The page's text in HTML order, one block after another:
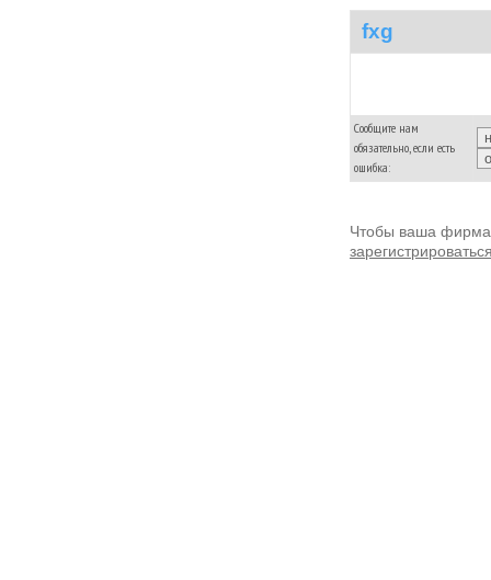
fxg
Сообщите нам
обязательно, если есть
ошибка:
Чтобы ваша фирма